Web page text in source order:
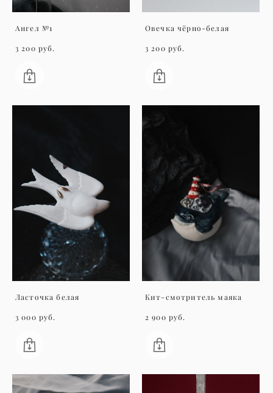
Ангел №1
3 200 pуб.
Овечка чёрно-белая
3 200 pуб.
Ласточка белая
3 000 pуб.
Кит-смотритель маяка
2 900 pуб.